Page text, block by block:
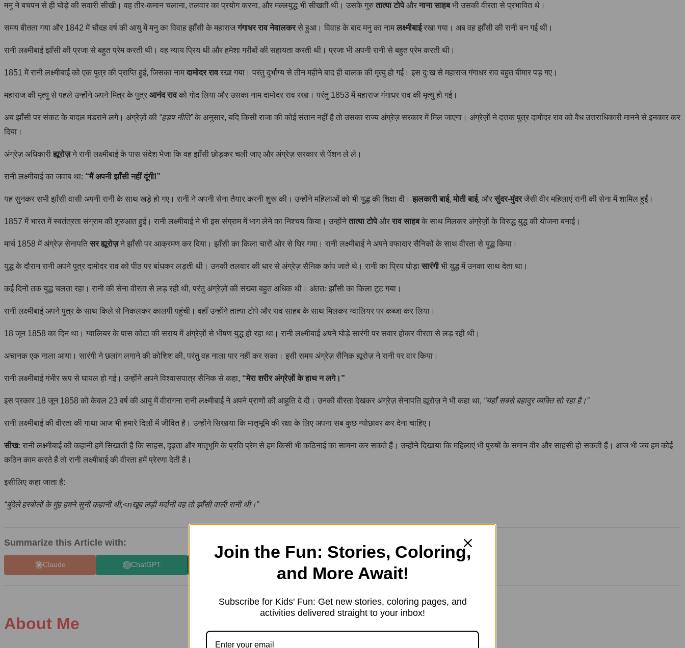
मनु ने बचपन से ही घोड़े की सवारी सीखी। वह तीर-कमान चलाना, तलवार का प्रयोग करना, और मल्लयुद्ध भी सीखती थी। उसके गुरु तात्या टोपेऔर नाना साहबभी उसकी वीरता से प्रभावित थे।
समय बीतता गया और 1842 में चौदह वर्ष की आयु में मनु का विवाह झाँसी के महाराजगंगाधर राव नेवालकरसे हुआ। विवाह के बाद मनु का नामलक्ष्मीबाईरखा गया। अब वह झाँसी की रानी बन गई थी।
रानी लक्ष्मीबाई झाँसी की प्रजा से बहुत प्रेम करती थी। वह न्याय प्रिय थी और हमेशा गरीबों की सहायता करती थी। प्रजा भी अपनी रानी से बहुत प्रेम करती थी।
1851 में रानी लक्ष्मीबाई को एक पुत्र की प्राप्ति हुई, जिसका नामदामोदर रावरखा गया। परंतु दुर्भाग्य से तीन महीने बाद ही बालक की मृत्यु हो गई। इस दुःख से महाराज गंगाधर राव बहुत बीमार पड़ गए।
महाराज की मृत्यु से पहले उन्होंने अपने मित्र के पुत्र आनंद रावको गोद लिया और उसका नाम दामोदर राव रखा। परंतु 1853 में महाराज गंगाधर राव की मृत्यु हो गई।
अब झाँसी पर संकट के बादल मंडराने लगे। अंग्रेज़ों की “हड़प नीति”के अनुसार, यदि किसी राजा की कोई संतान नहीं है तो उसका राज्य अंग्रेज़ सरकार में मिल जाएगा। अंग्रेज़ों ने दत्तक पुत्र दामोदर राव को वैध उत्तराधिकारी मानने से इनकार कर
दिया।
अंग्रेज़ अधिकारी ह्यूरोज़ने रानी लक्ष्मीबाई के पास संदेश भेजा कि वह झाँसी छोड़कर चली जाए और अंग्रेज़ सरकार से पेंशन ले ले।
रानी लक्ष्मीबाई का जवाब था: “मैं अपनी झाँसी नहीं दूंगी!”
यह सुनकर सभी झाँसी वासी अपनी रानी के साथ खड़े हो गए। रानी ने अपनी सेना तैयार करनी शुरू की। उन्होंने महिलाओं को भी युद्ध की शिक्षा दी। झलकारी बाई, मोती बाई, और सुंदर-मुंदरजैसी वीर महिलाएं रानी की सेना में शामिल हुईं।
1857 में भारत में स्वतंत्रता संग्राम की शुरुआत हुई। रानी लक्ष्मीबाई ने भी इस संग्राम में भाग लेने का निश्चय किया। उन्होंनेतात्या टोपेऔर राव साहबके साथ मिलकर अंग्रेज़ों के विरुद्ध युद्ध की योजना बनाई।
मार्च 1858 में अंग्रेज़ सेनापति सर ह्यूरोज़ने झाँसी पर आक्रमण कर दिया। झाँसी का किला चारों ओर से घिर गया। रानी लक्ष्मीबाई ने अपने वफादार सैनिकों के साथ वीरता से युद्ध किया।
युद्ध के दौरान रानी अपने पुत्र दामोदर राव को पीठ पर बांधकर लड़ती थी। उनकी तलवार की धार से अंग्रेज़ सैनिक कांप जाते थे। रानी का प्रिय घोड़ा सारंगीभी युद्ध में उनका साथ देता था।
कई दिनों तक युद्ध चलता रहा। रानी की सेना वीरता से लड़ रही थी, परंतु अंग्रेज़ों की संख्या बहुत अधिक थी। अंततः झाँसी का किला टूट गया।
रानी लक्ष्मीबाई अपने पुत्र के साथ किले से निकलकर कालपी पहुंची। वहाँ उन्होंने तात्या टोपे और राव साहब के साथ मिलकर ग्वालियर पर कब्जा कर लिया।
18 जून 1858 का दिन था। ग्वालियर के पास कोटा की सराय में अंग्रेज़ों से भीषण युद्ध हो रहा था। रानी लक्ष्मीबाई अपने घोड़े सारंगी पर सवार होकर वीरता से लड़ रही थी।
अचानक एक नाला आया। सारंगी ने छलांग लगाने की कोशिश की, परंतु वह नाला पार नहीं कर सका। इसी समय अंग्रेज़ सैनिक ह्यूरोज़ ने रानी पर वार किया।
रानी लक्ष्मीबाई गंभीर रूप से घायल हो गई। उन्होंने अपने विश्वासपात्र सैनिक से कहा, “मेरा शरीर अंग्रेज़ों के हाथ न लगे।”
इस प्रकार 18 जून 1858 को केवल 23 वर्ष की आयु में वीरांगना रानी लक्ष्मीबाई ने अपने प्राणों की आहुति दे दी। उनकी वीरता देखकर अंग्रेज़ सेनापति ह्यूरोज़ ने भी कहा था, “यहाँ सबसे बहादुर व्यक्ति सो रहा है।”
रानी लक्ष्मीबाई की वीरता की गाथा आज भी हमारे दिलों में जीवित है। उन्होंने सिखाया कि मातृभूमि की रक्षा के लिए अपना सब कुछ न्योछावर कर देना चाहिए।
सीख: रानी लक्ष्मीबाई की कहानी हमें सिखाती है कि साहस, दृढ़ता और मातृभूमि के प्रति प्रेम से हम किसी भी कठिनाई का सामना कर सकते हैं। उन्होंने दिखाया कि महिलाएं भी पुरुषों के समान वीर और साहसी हो सकती हैं। आज भी जब हम कोई
कठिन काम करते हैं तो रानी लक्ष्मीबाई की वीरता हमें प्रेरणा देती है।
इसीलिए कहा जाता है:
“बुंदेले हरबोलों के मुंह हमने सुनी कहानी थी,<nखूब लड़ी मर्दानी वह तो झाँसी वाली रानी थी।”
Summarize this Article with:
Claude ChatGPT
About Me
Join the Fun: Stories, Coloring,
and More Await!
Subscribe for Kids' Fun: Get new stories, coloring pages, and
activities delivered straight to your inbox!